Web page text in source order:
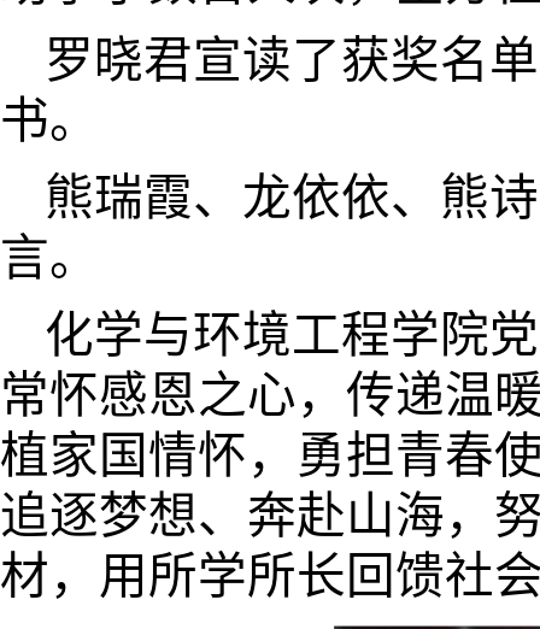
罗晓君宣读了获奖名
书。
熊瑞霞、龙依依、熊
言。
化学与环境工程学院
常怀感恩之心，传递温
植家国情怀，勇担青春
追逐梦想、奔赴山海，
材，用所学所长回馈社